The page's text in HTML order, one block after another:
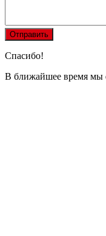
Спасибо!
В ближайшее время мы